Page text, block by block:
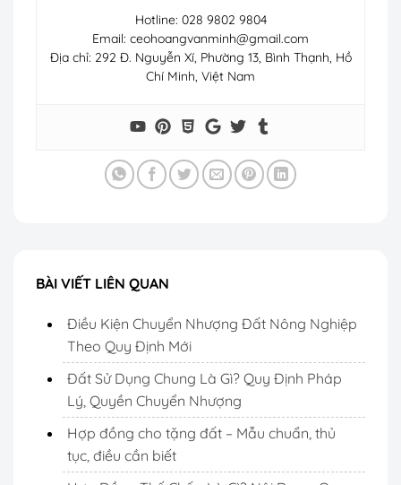
Hotline: 028 9802 9804
Email: ceohoangvanminh@gmail.com
Địa chỉ: 292 Đ. Nguyễn Xí, Phường 13, Bình Thạnh, Hồ
Chí Minh, Việt Nam
BÀI VIẾT LIÊN QUAN
Điều Kiện Chuyển Nhượng Đất Nông Nghiệp
Theo Quy Định Mới
Đất Sử Dụng Chung Là Gì? Quy Định Pháp
Lý, Quyền Chuyển Nhượng
Hợp đồng cho tặng đất – Mẫu chuẩn, thủ
tục, điều cần biết